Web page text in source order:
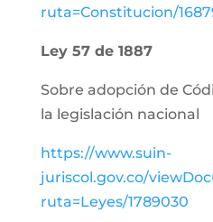
ruta=Constitucion/
Ley 57 de 1887
Sobre adopción de
la legislación nacional
https://www.suin-
juriscol.gov.co/
ruta=Leyes/1789030